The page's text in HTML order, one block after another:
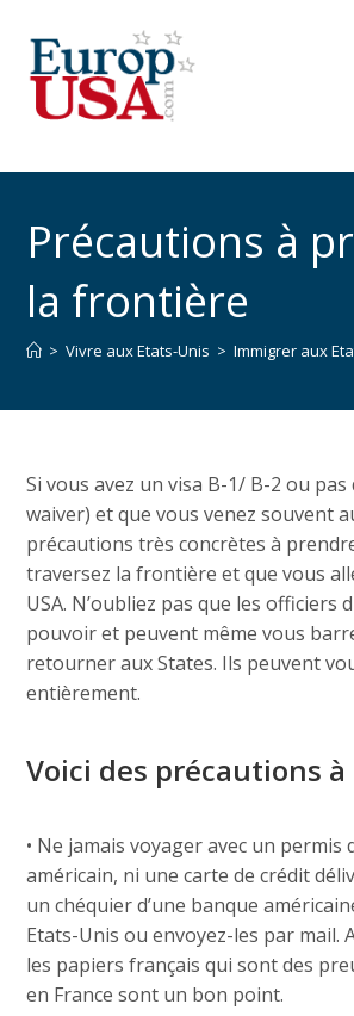
Précautions à
la frontière
> Vivre aux Etats-Unis > Immigrer aux
Si vous avez un visa B-1/ B-2 ou pas
waiver) et que vous venez souvent
précautions très concrètes à
traversez la frontière et que vous
USA. N’oubliez pas que les officiers
pouvoir et peuvent même vous
retourner aux States. Ils peuvent
entièrement.
Voici des précautions
• Ne jamais voyager avec un permis
américain, ni une carte de crédit
un chéquier d’une banque
Etats-Unis ou envoyez-les par mail.
les papiers français qui sont des
en France sont un bon point.